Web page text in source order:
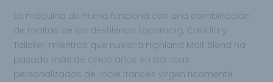
La máquina de humo funciona con una combinación
de maltas de las destilerías Laphroaig, Caol Ila y
Talisker, mientras que nuestra Highland Malt Blend ha
pasado más de cinco años en barricas
personalizadas de roble francés virgen ricamente